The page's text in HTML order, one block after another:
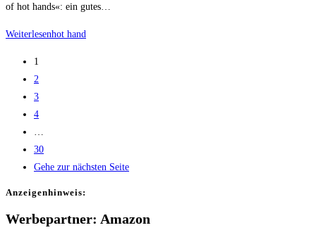
of hot hands«: ein gutes…
Weiterlesenhot hand
1
2
3
4
30
Gehe zur nächsten Seite
Anzei­gen­hin­weis:
Werbepartner: Amazon